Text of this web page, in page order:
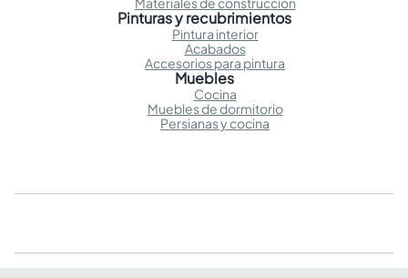
Pinturas y recubrimientos
Pintura interior
Acabados
Accesorios para pintura
Muebles
Cocina
Muebles de dormitorio
Persianas y cocina